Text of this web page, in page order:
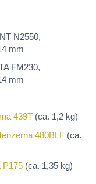
N2550,
mm
FM230,
mm
439T (ca. 1,2 kg)
480BLF (ca.
P175 (ca. 1,35 kg)